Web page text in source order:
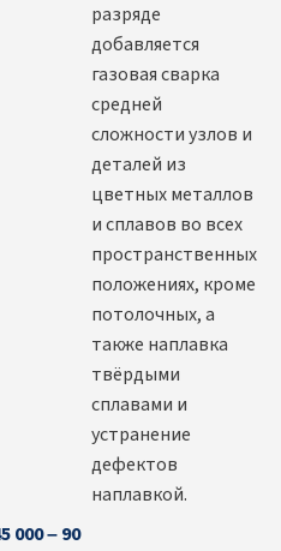
разряде
добавляется
газовая сварка
средней
сложности узлов и
деталей из
цветных металлов
и сплавов во всех
пространственных
положениях, кроме
потолочных, а
также наплавка
твёрдыми
сплавами и
устранение
дефектов
наплавкой.
000 – 90